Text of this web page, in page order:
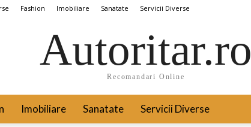
Fashion Imobiliare Sanatate Servicii Diverse
Autoritar.ro
Recomandari Online
Imobiliare Sanatate Servicii Diverse